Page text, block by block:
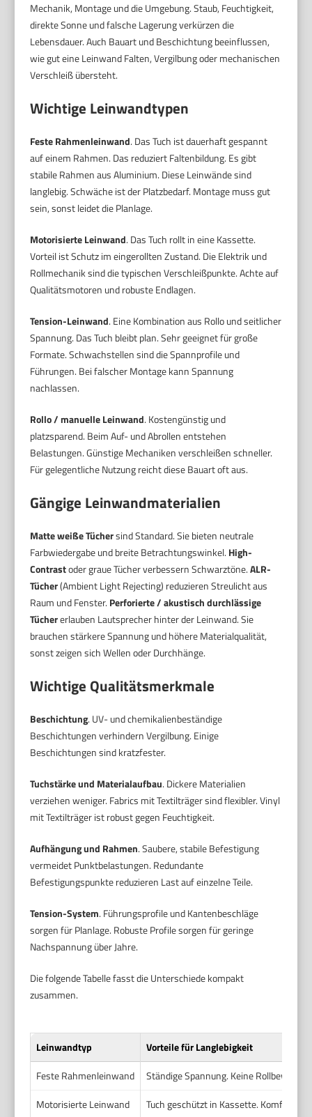
Mechanik, Montage und die Umgebung. Staub, Feuchtigkeit,
direkte Sonne und falsche Lagerung verkürzen die
Lebensdauer. Auch Bauart und Beschichtung beeinflussen,
wie gut eine Leinwand Falten, Vergilbung oder mechanischen
Verschleiß übersteht.
Wichtige Leinwandtypen
Feste Rahmenleinwand. Das Tuch ist dauerhaft gespannt
auf einem Rahmen. Das reduziert Faltenbildung. Es gibt
stabile Rahmen aus Aluminium. Diese Leinwände sind
langlebig. Schwäche ist der Platzbedarf. Montage muss gut
sein, sonst leidet die Planlage.
Motorisierte Leinwand. Das Tuch rollt in eine Kassette.
Vorteil ist Schutz im eingerollten Zustand. Die Elektrik und
Rollmechanik sind die typischen Verschleißpunkte. Achte auf
Qualitätsmotoren und robuste Endlagen.
Tension-Leinwand. Eine Kombination aus Rollo und seitlicher
Spannung. Das Tuch bleibt plan. Sehr geeignet für große
Formate. Schwachstellen sind die Spannprofile und
Führungen. Bei falscher Montage kann Spannung
nachlassen.
Rollo / manuelle Leinwand. Kostengünstig und
platzsparend. Beim Auf- und Abrollen entstehen
Belastungen. Günstige Mechaniken verschleißen schneller.
Für gelegentliche Nutzung reicht diese Bauart oft aus.
Gängige Leinwandmaterialien
Matte weiße Tüchersind Standard. Sie bieten neutrale
Farbwiedergabe und breite Betrachtungswinkel. High-
Contrastoder graue Tücher verbessern Schwarztöne.ALR-
Tücher(Ambient Light Rejecting) reduzieren Streulicht aus
Raum und Fenster. Perforierte / akustisch durchlässige
Tüchererlauben Lautsprecher hinter der Leinwand. Sie
brauchen stärkere Spannung und höhere Materialqualität,
sonst zeigen sich Wellen oder Durchhänge.
Wichtige Qualitätsmerkmale
Beschichtung. UV- und chemikalienbeständige
Beschichtungen verhindern Vergilbung. Einige
Beschichtungen sind kratzfester.
Tuchstärke und Materialaufbau. Dickere Materialien
verziehen weniger. Fabrics mit Textilträger sind flexibler. Vinyl
mit Textilträger ist robust gegen Feuchtigkeit.
Aufhängung und Rahmen. Saubere, stabile Befestigung
vermeidet Punktbelastungen. Redundante
Befestigungspunkte reduzieren Last auf einzelne Teile.
Tension-System. Führungsprofile und Kantenbeschläge
sorgen für Planlage. Robuste Profile sorgen für geringe
Nachspannung über Jahre.
Die folgende Tabelle fasst die Unterschiede kompakt
zusammen.
Leinwandtyp
Vorteile für Langlebigkeit
Feste Rahmenleinwand
Ständige Spannung. Keine
Motorisierte Leinwand
Tuch geschützt in Kassette.